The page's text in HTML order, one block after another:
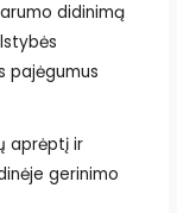
didinimą
pajėgumus
aprėptį ir
gerinimo